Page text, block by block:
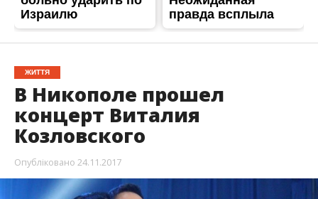
ЖИТТЯ
В Никополе прошел
концерт Виталия
Козловского
Опубліковано 24.11.2017